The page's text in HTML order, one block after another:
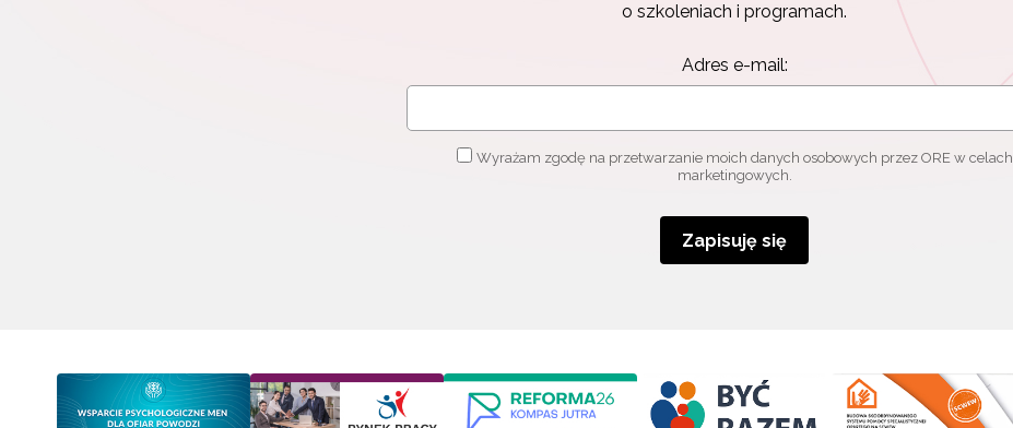
o szkoleniach i programach.
Adres e-mail:
Wyrażam zgodę na przetwarzanie moich danych osobowych przez ORE w celach
marketingowych.
Zapisuję się